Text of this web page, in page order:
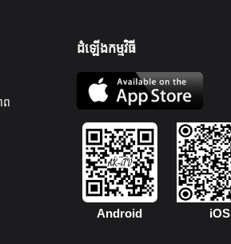
ព
ដំឡើងកម្មវិធី
Android iOS